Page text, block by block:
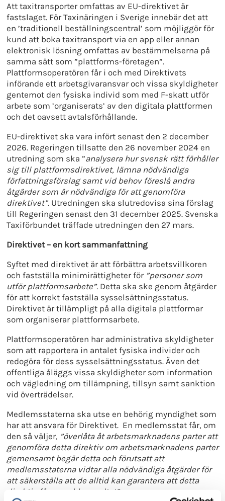
Att taxitransporter omfattas av EU-direktivet är
fastslaget. För Taxinäringen i Sverige innebär det att
en ’traditionell beställningscentral’ som möjliggör för
kund att boka taxitransport via en app eller annan
elektronisk lösning omfattas av bestämmelserna på
samma sätt som ”plattforms-företagen”.
Plattformsoperatören får i och med Direktivets
införande ett arbetsgivaransvar och vissa skyldigheter
gentemot den fysiska individ som med F-skatt utför
arbete som ’organiserats’ av den digitala plattformen
och det oavsett avtalsförhållande.
EU-direktivet ska vara infört senast den 2 december
2026. Regeringen tillsatte den 26 november 2024 en
utredning som ska ”analysera hur svensk rätt förhåller
sig till plattformsdirektivet, lämna nödvändiga
författningsförslag samt vid behov föreslå andra
åtgärder som är nödvändiga för att genomföra
direktivet”. Utredningen ska slutredovisa sina förslag
till Regeringen senast den 31 december 2025. Svenska
Taxiförbundet träffade utredningen den 27 mars.
Direktivet – en kort sammanfattning
Syftet med direktivet är att förbättra arbetsvillkoren
och fastställa minimirättigheter för ”personer som
utför plattformsarbete”.Detta ska ske genom åtgärder
för att korrekt fastställa sysselsättningsstatus.
Direktivet är tillämpligt på alla digitala plattformar
som organiserar plattformsarbete.
Plattformsoperatören har administrativa skyldigheter
som att rapportera in antalet fysiska individer och
redogöra för dess sysselsättningsstatus. Även det
offentliga åläggs vissa skyldigheter som information
och vägledning om tillämpning, tillsyn samt sanktion
vid överträdelser.
Medlemsstaterna ska utse en behörig myndighet som
har att ansvara för Direktivet. En medlemsstat får, om
den så väljer, ”överlåta åt arbetsmarknadens parter att
genomföra detta direktiv om arbetsmarknadens parter
gemensamt begär detta och förutsatt att
medlemsstaterna vidtar alla nödvändiga åtgärder för
att säkerställa att de alltid kan garantera att detta
direktiv får avsedda resultat”.